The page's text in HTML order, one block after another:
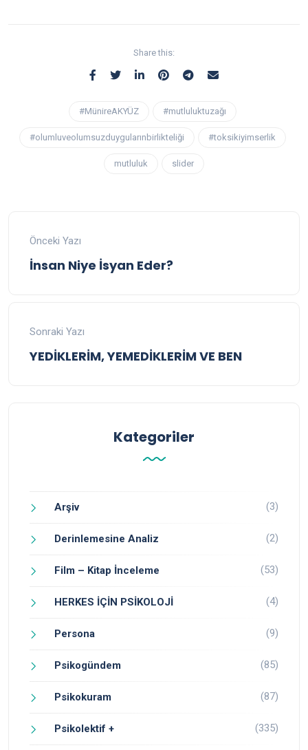
Share this:
#MünireAKYÜZ #mutluluktuzağı
#olumluveolumsuzduygularınbirlikteliği #toksikiyimserlik
mutluluk slider
Önceki Yazı
İnsan Niye İsyan Eder?
Sonraki Yazı
YEDİKLERİM, YEMEDİKLERİM VE BEN
Kategoriler
Arşiv (3)
Derinlemesine Analiz (2)
Film – Kitap İnceleme (53)
HERKES İÇİN PSİKOLOJİ (4)
Persona (9)
Psikogündem (85)
Psikokuram (87)
Psikolektif + (335)